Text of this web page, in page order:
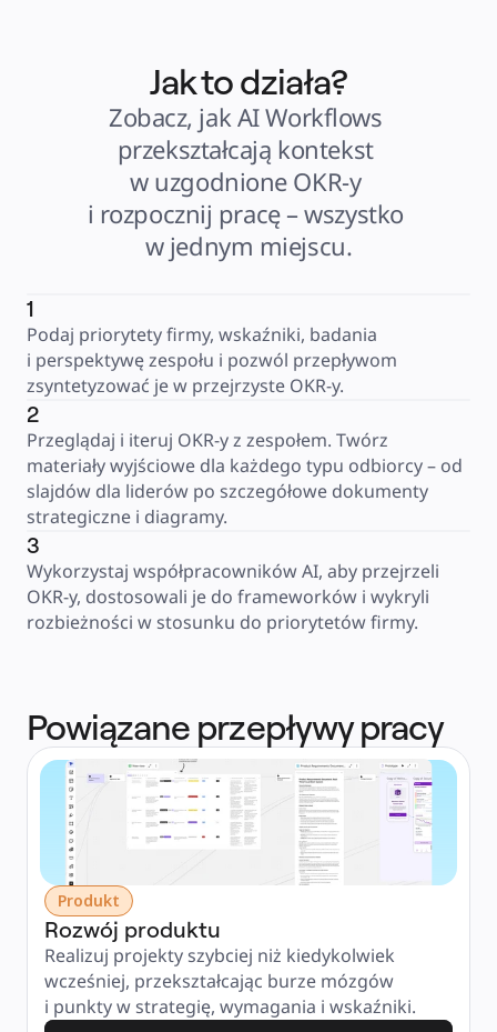
Jak to działa?
Zobacz, jak AI Workflows
przekształcają kontekst
w uzgodnione OKR-y
i rozpocznij pracę – wszystko
w jednym miejscu.
1
Podaj priorytety firmy, wskaźniki, badania
i perspektywę zespołu i pozwól przepływom
zsyntetyzować je w przejrzyste OKR-y.
2
Przeglądaj i iteruj OKR-y z zespołem. Twórz
materiały wyjściowe dla każdego typu odbiorcy – od
slajdów dla liderów po szczegółowe dokumenty
strategiczne i diagramy.
3
Wykorzystaj współpracowników AI, aby przejrzeli
OKR-y, dostosowali je do frameworków i wykryli
rozbieżności w stosunku do priorytetów firmy.
Powiązane przepływy pracy
Produkt
Rozwój produktu
Realizuj projekty szybciej niż kiedykolwiek
wcześniej, przekształcając burze mózgów
i punkty w strategię, wymagania i wskaźniki.